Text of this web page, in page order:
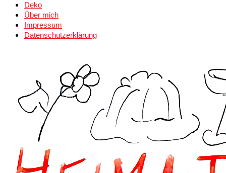
Deko
Über mich
Impressum
Datenschutzerklärung